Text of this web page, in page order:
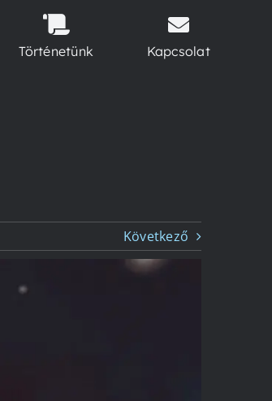
Történetünk Kapcsolat
Következő